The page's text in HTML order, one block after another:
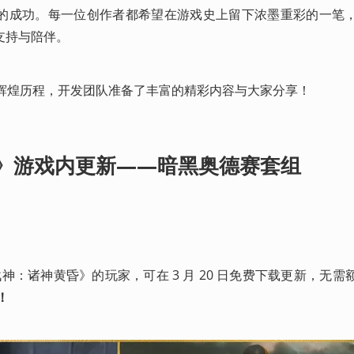
成功。每一位创作者都希望在游戏史上留下浓墨重彩的一笔
与陪伴。
历程，开发团队准备了丰富的精彩内容与大家分享！
游戏内更新——暗黑奥德赛套组
：诸神黄昏》的玩家，可在 3 月 20 日免费下载更新，无需